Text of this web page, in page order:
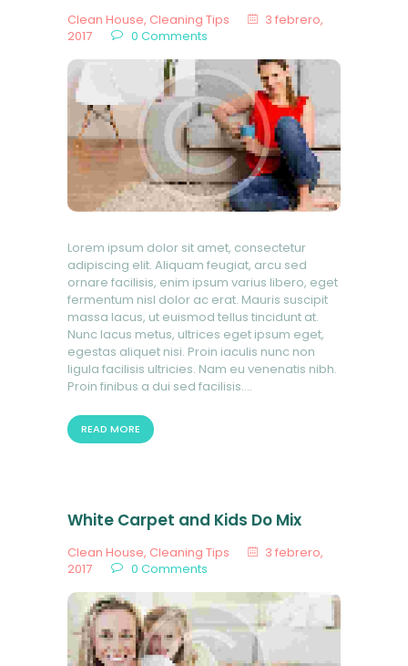
Clean House, Cleaning Tips
3 febrero,
2017
0 Comments
Lorem ipsum dolor sit amet, consectetur
adipiscing elit. Aliquam feugiat, arcu sed
ornare facilisis, enim ipsum varius libero, eget
fermentum nisl dolor ac erat. Mauris suscipit
massa lacus, ut euismod tellus tincidunt at.
Nunc lacus metus, ultrices eget ipsum eget,
egestas aliquet nisi. Proin iaculis nunc non
ligula facilisis ultricies. Nam eu venenatis nibh.
Proin finibus a dui sed facilisis.…
READ MORE
White Carpet and Kids Do Mix
Clean House, Cleaning Tips
3 febrero,
2017
0 Comments